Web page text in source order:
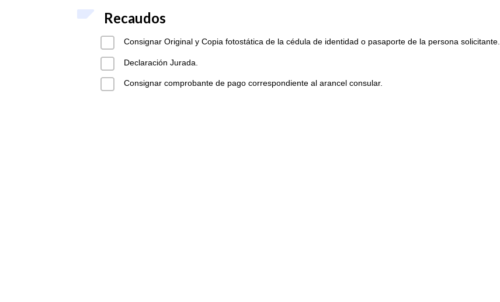
Recaudos
Consignar Original y Copia fotostática de la cédula de identidad o pasaporte de la persona solicitante.
Declaración Jurada.
Consignar comprobante de pago correspondiente al arancel consular.